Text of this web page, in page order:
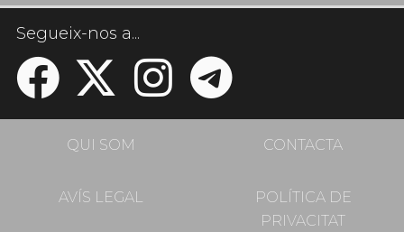
Segueix-nos a...
QUI SOM CONTACTA
AVÍS LEGAL
POLÍTICA DE
PRIVACITAT